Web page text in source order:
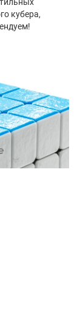
кубера,